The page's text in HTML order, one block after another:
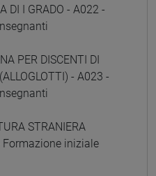
DI I GRADO - A022 -
PER DISCENTI DI
- A023 -
STRANIERA
Formazione iniziale